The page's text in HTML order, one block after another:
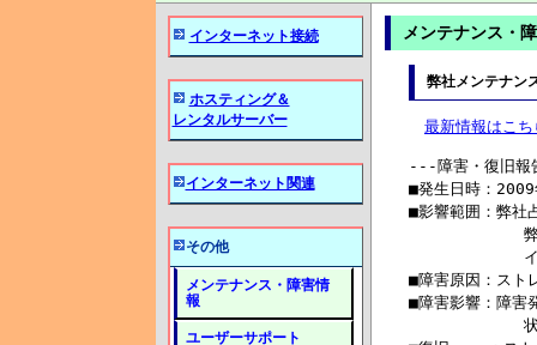
メンテナンス・
弊社メンテナン
最新情報はこ
---障害・復旧報告--------------------------------------------------
■発生日時：2009年06月30日(火) 02:00頃 ～ 09:15頃
■影響範囲：弊社占有型ホスティングサービス
            弊社共有型ホスティングサービス
            インターネット接続メールサービス
■障害原因：ストレージサーバーダウンによりディスク通信不良
■障害影響：障害発生時の時間帯に、各ホストの処理が正しく出来ない
            状態が発生いたしました。
■復旧    ：ストレージサーバー再起動後、一部ホストの再起動により
            09:15頃復旧を確認致しました。
            ご迷惑をお掛けしましたことをお詫び申し上げます。
-------------------------------------------------------------------

---障害発生／回復報告----------------------------------------------
■発生日時：2009年06月27日(土) 21:04
■回復日時：2009年06月27日(土) 21:07
■故障地域：福岡
            フレッツADSL
■故障状況：NTT網終端装置(複数台のうち1台)にて自律リブートが発生し
            一部のお客様で通信断がございました。
■措    置：自律リブート後、自然回復
            ※回復後の通信正常性については確認できております。
            ご迷惑をお掛けしましたことをお詫び申し上げます。
-------------------------------------------------------------------

---障害発生／回復報告----------------------------------------------
■発生日時：2009年06月24日(水) 19:34
■回復日時：2009年06月24日(水) 20:37
■故障地域：福岡
            フレッツADSL
■故障状況：NTT網終端装置(複数台のうち1台)の故障により
            一部のお客様で通信断がございました。
■措    置：6/24 20:37 NTTにて筐体交換を実施し回復
            ※回復後の通信正常性については確認できております。
            ご迷惑をお掛けしましたことをお詫び申し上げます。
-------------------------------------------------------------------

---障害発生／回復報告----------------------------------------------
■発生日時：2009年06月16日(火) 09:40
■回復日時：2009年06月16日(火) 10:17
■影響範囲：ダイアルアップコース（一部のお客様）
            6月16日 10:17よりサービス救済を実施しましたので、
            下記機器交換時の影響は御座いませんでした
■故障状況：上位プロバイダのアクセスサーバにて通信断アラームが
            検知されました。
■措    置：6月16日 10:17 救済実施にて回復致しました。
            6月16日 17:52 アクセスサーバ 筐体交換を実施し回復
            ご迷惑をお掛けして申し訳御座いませんでした。
-------------------------------------------------------------------

---障害発生／回復報告----------------------------------------------
■発生日時：2009年06月09日(火) 11:49
■回復日時：2009年06月09日(火) 11:55
■故障地域：神奈川
            Bフレッツ（ファミリー）
■故障状況：NTT網終端装置にて高トラフィック流入による一時的に
            高負荷な状態が発生しておりました。該当時刻に一部ユーザ
            にて通信断が発生しておりました。
■措    置：自然回復
            回復後の通信正
インターネット接続
ホスティング＆
レンタルサーバー
インターネット関連
その他
メンテナンス・障害情
報
ユーザーサポート